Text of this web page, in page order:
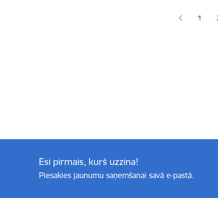
Lapa
1
Esi pirmais, kurš uzzina!
Piesakies jaunumu saņemšanai savā e-pastā.